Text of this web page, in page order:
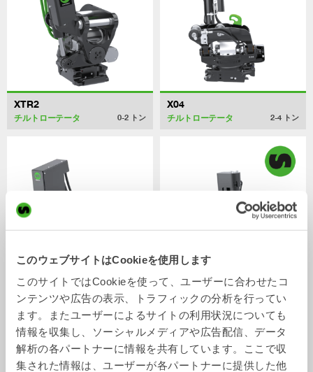
このウェブサイトはCookieを使用します
このサイトではCookieを使って、ユーザーに合わせたコ
ンテンツや広告の表示、トラフィックの分析を行ってい
ます。またユーザーによるサイトの利用状況についても
情報を収集し、ソーシャルメディアや広告配信、データ
解析の各パートナーに情報を共有しています。ここで収
集された情報は、ユーザーが各パートナーに提供した他
XTR2
チルトローテータ 0-2 トン
X04
チルトローテータ 2-4 トン
XTR7
チルトローテータ
X07
チルトローテータ